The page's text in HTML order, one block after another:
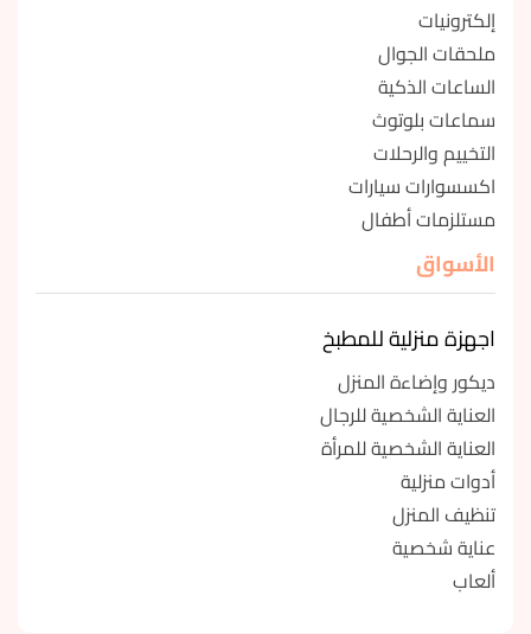
إلكترونيات
ملحقات الجوال
الساعات الذكية
سماعات بلوتوث
التخييم والرحلات
اكسسوارات سيارات
مستلزمات أطفال
الأسواق
اجهزة منزلية للمطبخ
ديكور وإضاءة المنزل
العناية الشخصية للرجال
العناية الشخصية للمرأة
أدوات منزلية
تنظيف المنزل
عناية شخصية
ألعاب